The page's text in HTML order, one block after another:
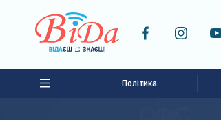
Політика